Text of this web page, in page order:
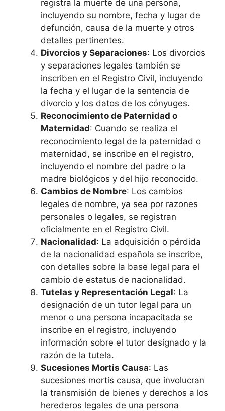
registra la muerte de una persona,
incluyendo su nombre, fecha y lugar de
defunción, causa de la muerte y otros
detalles pertinentes.
Divorcios y Separaciones: Los divorcios
y separaciones legales también se
inscriben en el Registro Civil, incluyendo
la fecha y el lugar de la sentencia de
divorcio y los datos de los cónyuges.
Reconocimiento de Paternidad o
Maternidad: Cuando se realiza el
reconocimiento legal de la paternidad o
maternidad, se inscribe en el registro,
incluyendo el nombre del padre o la
madre biológicos y del hijo reconocido.
Cambios de Nombre: Los cambios
legales de nombre, ya sea por razones
personales o legales, se registran
oficialmente en el Registro Civil.
Nacionalidad: La adquisición o pérdida
de la nacionalidad española se inscribe,
con detalles sobre la base legal para el
cambio de estatus de nacionalidad.
Tutelas y Representación Legal: La
designación de un tutor legal para un
menor o una persona incapacitada se
inscribe en el registro, incluyendo
información sobre el tutor designado y la
razón de la tutela.
Sucesiones Mortis Causa: Las
sucesiones mortis causa, que involucran
la transmisión de bienes y derechos a los
herederos legales de una persona